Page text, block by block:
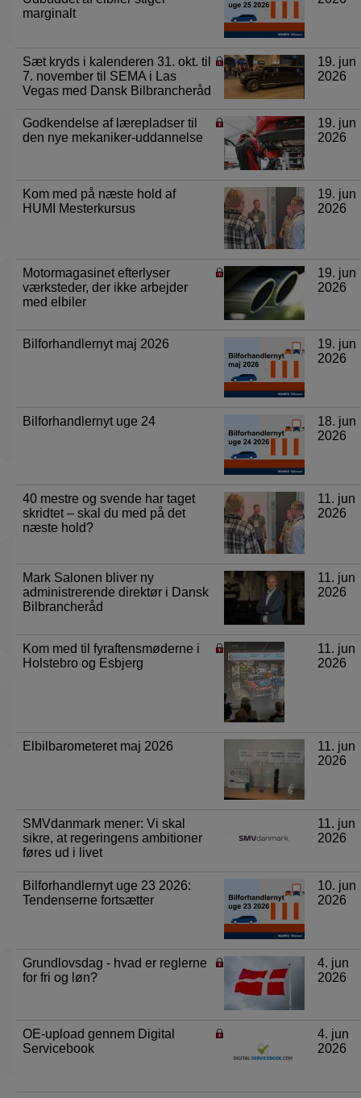
marginalt
Sæt kryds i kalenderen 31. okt. til
7. november til SEMA i Las
Vegas med Dansk Bilbrancheråd
19. jun
2026
Godkendelse af lærepladser til
den nye mekaniker-uddannelse
19. jun
2026
Kom med på næste hold af
HUMI Mesterkursus
19. jun
2026
Motormagasinet efterlyser
værksteder, der ikke arbejder
med elbiler
19. jun
2026
Bilforhandlernyt maj 2026
19. jun
2026
Bilforhandlernyt uge 24
18. jun
2026
40 mestre og svende har taget
skridtet – skal du med på det
næste hold?
11. jun
2026
Mark Salonen bliver ny
administrerende direktør i Dansk
Bilbrancheråd
11. jun
2026
Kom med til fyraftensmøderne i
Holstebro og Esbjerg
11. jun
2026
Elbilbarometeret maj 2026
11. jun
2026
SMVdanmark mener: Vi skal
sikre, at regeringens ambitioner
føres ud i livet
11. jun
2026
Bilforhandlernyt uge 23 2026:
Tendenserne fortsætter
10. jun
2026
Grundlovsdag - hvad er reglerne
for fri og løn?
4. jun
2026
OE-upload gennem Digital
Servicebook
4. jun
2026